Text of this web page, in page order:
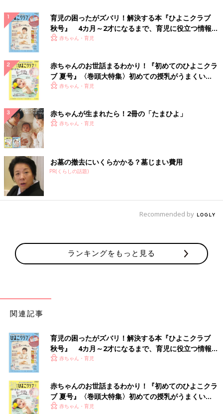
揚げなくてもレンチンで十分おいしい海老フライもあって、よく
お弁当に利用しています。またチンするだけでできる『ポテトベ
ース』もポテサラを作る時に
になり助かっています」
「ほかのメーカーでも冷凍の小籠包は売られていますが、皮が厚
くてあまり好みでなかったけど『セブンプレミアム 小籠包』は
完全にお店の味です！と、私は思っています（笑）。レンチンが
できないのが難点ですが、約200円でクオリティが高いので、た
まに晩酌のお供に購入しています♪」
■横浜あんかけラーメン
「冷凍食品、お値段も少し高いから昔は買っていなかったけど、
子どもが産まれてからストックするようになりました。唐揚げや
焼きおにぎり、うどん、お好み焼きは常備していますが、私のお
気に入りは、『横浜あんかけラーメン』です！」
最新の冷凍食品は時空間を超越！？ 素晴らしい食
冷凍食品についてアドバイスいただきました。
冷凍食品は種類が豊富で、そして、メーカーの日々の開発努力の
た。
きです。子育て中は行列ができるような美味しいラーメン屋さん
に行きづらいですね。名店監修シリーズは、かなり満足感が味わ
えます。「セブンプレミアムの手羽中唐揚げ」は、こだわりがス
ゴイ骨付き唐揚げです。開発担当者の女性に取材したこともあり
さてさて、改めて「冷凍食品ってなんですか？」と聞かれたらど
う答えますか？ ひと昔前は、「安かろう悪かろうのお弁当のお
育児の困ったがズバリ！解決する本『ひよこクラブ
秋号』 4カ月～2才になるまで、育児に役立つ情報が
いっぱい！
赤ちゃん・育児
赤ちゃんのお世話まるわかり！『初めてのひよこクラ
ブ 夏号』〈巻頭大特集〉初めての授乳がうまくい
く！ おっぱい・ミルクの基本と夏のトラブル 解決テ
赤ちゃん・育児
赤ちゃんが生まれたら！2冊の「たまひよ」
赤ちゃん・育児
お墓の撤去にいくらかかる？墓じまい費用
PR(くらしの話題)
Recommended by
ランキングをもっと見る
関連記事
育児の困ったがズバリ！解決する本『ひよこクラブ
秋号』 4カ月～2才になるまで、育児に役立つ情報が
いっぱい！
赤ちゃん・育児
赤ちゃんのお世話まるわかり！『初めてのひよこクラ
ブ 夏号』〈巻頭大特集〉初めての授乳がうまくい
く！ おっぱい・ミルクの基本と夏のトラブル 解決テ
赤ちゃん・育児